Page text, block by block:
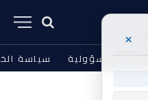
إخلاء المسؤولية سياسة
×